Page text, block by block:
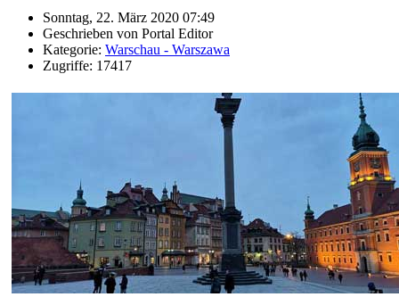
Sonntag, 22. März 2020 07:49
Geschrieben von Portal Editor
Kategorie: Warschau - Warszawa
Zugriffe: 17417